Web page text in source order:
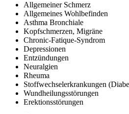
Allgemeiner Schmerz
Allgemeines Wohlbefinden
Asthma Bronchiale
Kopfschmerzen, Migräne
Chronic-Fatique-Syndrom
Depressionen
Entzündungen
Neuralgien
Rheuma
Stoffwechselerkrankungen
Wundheilungsstörungen
Erektionsstörungen